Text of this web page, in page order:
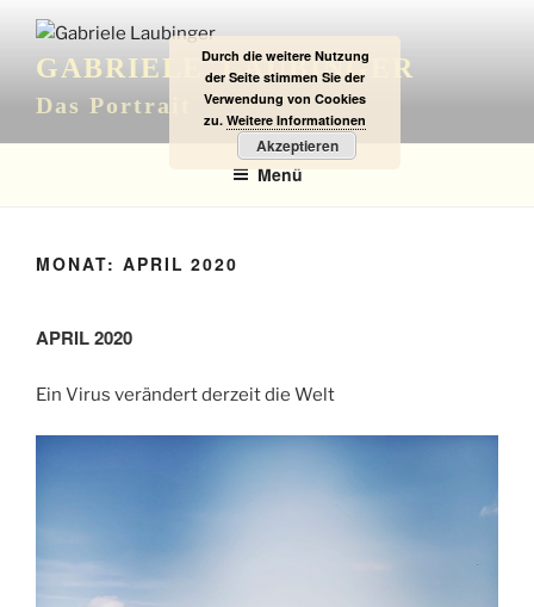
Inhalt
springenGABRIELE LAUBINGER
Das Portrait
Menü
MONAT: APRIL 2020
APRIL 2020
Ein Virus verändert derzeit die Welt
Durch die weitere Nutzung
der Seite stimmen Sie der
Verwendung von Cookies
zu. Weitere Informationen
Akzeptieren